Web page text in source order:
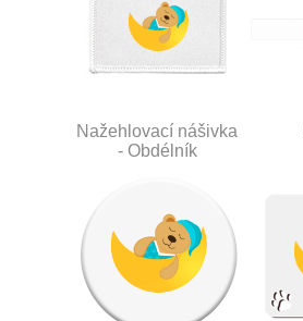
Nažehlovací nášivka
- Obdélník